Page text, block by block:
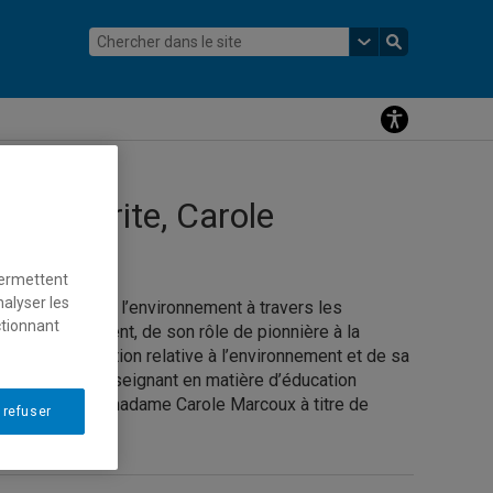
émérite, Carole
relative à l’environnement à travers les
de son rôle de pionnière à la
en éducation relative à l’environnement et de sa
personnel enseignant en matière d’éducation
d’accueillir madame Carole Marcoux à titre de
les
refuser